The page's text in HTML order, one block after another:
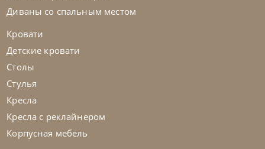
Диваны со спальным местом
Кровати
Детские кровати
Столы
Стулья
Кресла
Кресла с реклайнером
Корпусная мебель